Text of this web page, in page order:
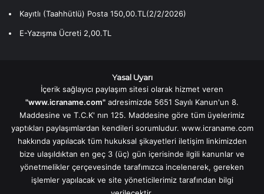
Kayıtlı (Taahhütlü) Posta 150,00.TL(2/2/2026)
E-Yazışma Ücreti 2,00.TL
Yasal Uyarı
İçerik sağlayıcı paylaşım sitesi olarak hizmet veren
"www.icraname.com" adresimizde 5651 Sayılı Kanun'un 8.
Maddesine ve T.C.K' nın 125. Maddesine göre tüm üyelerimiz
yaptıkları paylaşımlardan kendileri sorumludur. www.icraname.com
hakkında yapılacak tüm hukuksal şikayetleri iletişim linkimizden
bize ulaşıldıktan en geç 3 (üç) gün içerisinde ilgili kanunlar ve
yönetmelikler çerçevesinde tarafımızca incelenerek, gereken
işlemler yapılacak ve site yöneticilerimiz tarafından bilgi